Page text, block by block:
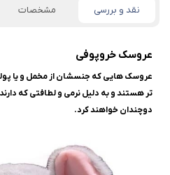
نقد و بررسی مشخصات
عروسک خروپوفی
عروسک هایی که جنسشان از مخمل و یا
تر هستند و به دلیل نرمی و لطافتی که
دوچندان خواهند کرد.